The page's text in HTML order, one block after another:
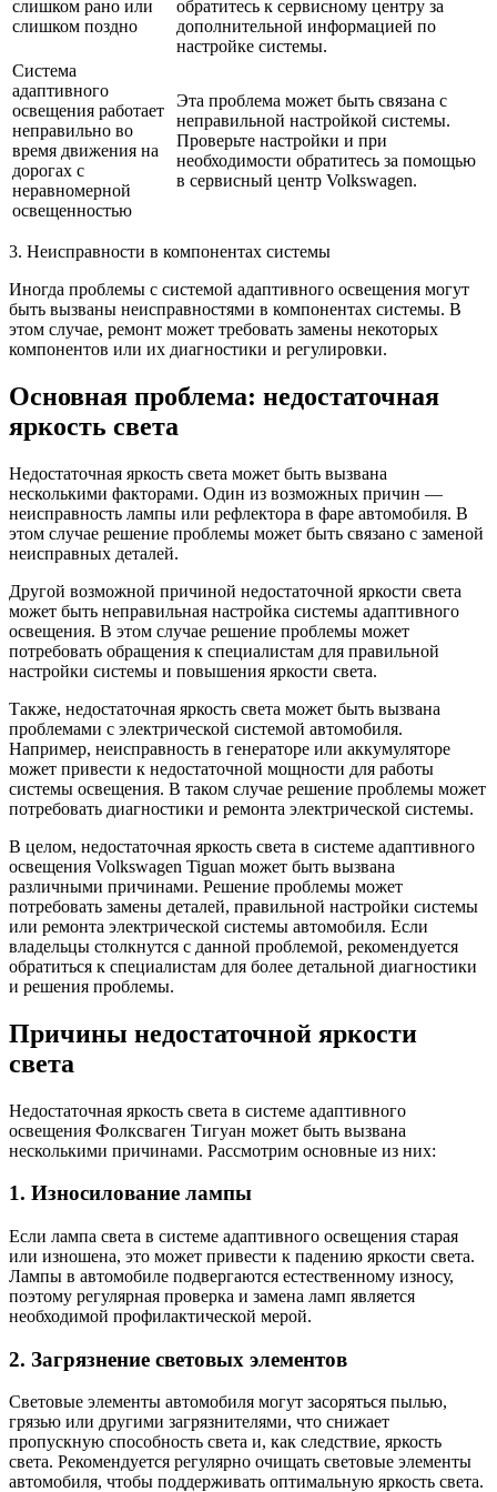
слишком рано или
слишком поздно
обратитесь к сервисному центру за
дополнительной информацией по
настройке системы.
Система
адаптивного
освещения работает
неправильно во
время движения на
дорогах с
неравномерной
освещенностью
Эта проблема может быть связана с
неправильной настройкой системы.
Проверьте настройки и при
необходимости обратитесь за помощью
в сервисный центр Volkswagen.
3. Неисправности в компонентах системы
Иногда проблемы с системой адаптивного освещения могут
быть вызваны неисправностями в компонентах системы. В
этом случае, ремонт может требовать замены некоторых
компонентов или их диагностики и регулировки.
Основная проблема: недостаточная
яркость света
Недостаточная яркость света может быть вызвана
несколькими факторами. Один из возможных причин —
неисправность лампы или рефлектора в фаре автомобиля. В
этом случае решение проблемы может быть связано с заменой
неисправных деталей.
Другой возможной причиной недостаточной яркости света
может быть неправильная настройка системы адаптивного
освещения. В этом случае решение проблемы может
потребовать обращения к специалистам для правильной
настройки системы и повышения яркости света.
Также, недостаточная яркость света может быть вызвана
проблемами с электрической системой автомобиля.
Например, неисправность в генераторе или аккумуляторе
может привести к недостаточной мощности для работы
системы освещения. В таком случае решение проблемы может
потребовать диагностики и ремонта электрической системы.
В целом, недостаточная яркость света в системе адаптивного
освещения Volkswagen Tiguan может быть вызвана
различными причинами. Решение проблемы может
потребовать замены деталей, правильной настройки системы
или ремонта электрической системы автомобиля. Если
владельцы столкнутся с данной проблемой, рекомендуется
обратиться к специалистам для более детальной диагностики
и решения проблемы.
Причины недостаточной яркости
света
Недостаточная яркость света в системе адаптивного
освещения Фолксваген Тигуан может быть вызвана
несколькими причинами. Рассмотрим основные из них:
1. Износилование лампы
Если лампа света в системе адаптивного освещения старая
или изношена, это может привести к падению яркости света.
Лампы в автомобиле подвергаются естественному износу,
поэтому регулярная проверка и замена ламп является
необходимой профилактической мерой.
2. Загрязнение световых элементов
Световые элементы автомобиля могут засоряться пылью,
грязью или другими загрязнителями, что снижает
пропускную способность света и, как следствие, яркость
света. Рекомендуется регулярно очищать световые элементы
автомобиля, чтобы поддерживать оптимальную яркость света.